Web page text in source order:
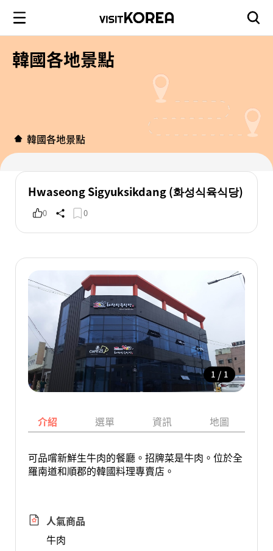
韓國各地景點
韓國各地景點
Hwaseong Sigyuksikdang (화성식육식당)
0 0
1 / 1
介紹 選單 資訊 地圖
可品嚐新鮮生牛肉的餐廳。招牌菜是牛肉。位於全
羅南道和順郡的韓國料理專賣店。
人氣商品
牛肉